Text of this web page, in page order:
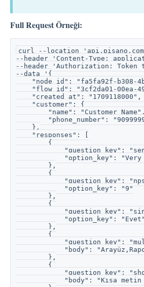
Full Request Örneği:
curl --location
--header 'Content-Type:
--header 'Authorization: Token
--data '{
"node_id": "fa5fa92f-b308-
"flow_id": "3cf2da01-00ea-
"created_at":
    "customer": {
        "name": "Customer Name",
"phone_number":
    },
    "responses": [
        {
"question_key":
"option_key": "Very
        },
        {
"question_key":
            "option_key": "9"
        },
        {
"question_key":
            "option_key": "Evet"
        },
        {
"question_key":
"body":
        },
        {
"question_key":
"body": "Kısa metin